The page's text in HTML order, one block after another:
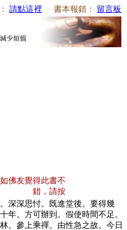
請點這裡 書本報錯： 留言板
如佛友覺得此書不
錯，請按
深深思忖。既進堂後。要得幾
年。方可辦到。假使時間不足。
。參上乘禪。由性急之故。今日